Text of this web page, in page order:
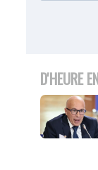
D'HEURE